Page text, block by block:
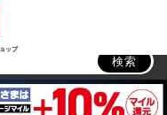
ップ
検索